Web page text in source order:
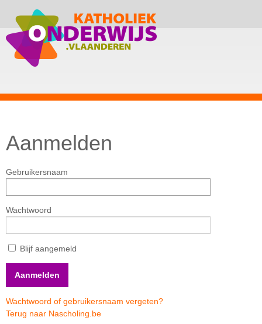
Aanmelden
Gebruikersnaam
Wachtwoord
Blijf aangemeld
Wachtwoord of gebruikersnaam vergeten?
Terug naar Nascholing.be